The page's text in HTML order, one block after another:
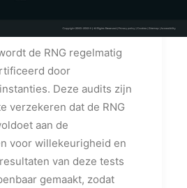
de RNG regelmatig
door
Deze audits zijn
verzekeren dat de RNG
aan de
voor willekeurigheid en
van deze tests
gemaakt, zodat